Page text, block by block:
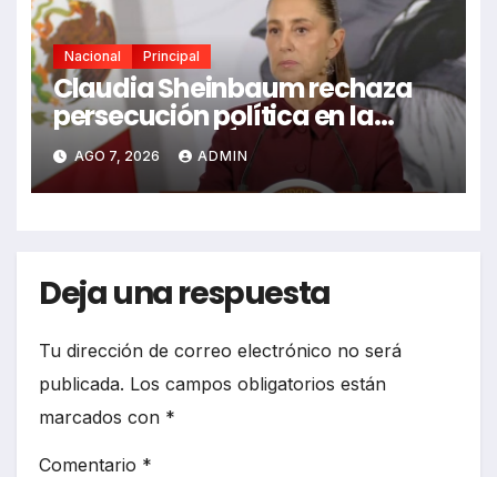
Nacional Principal
Claudia Sheinbaum rechaza
persecución política en la
detención de Ángel Aguirre
AGO 7, 2026 ADMIN
Deja una respuesta
Tu dirección de correo electrónico no será
publicada. Los campos obligatorios están
marcados con *
Comentario *